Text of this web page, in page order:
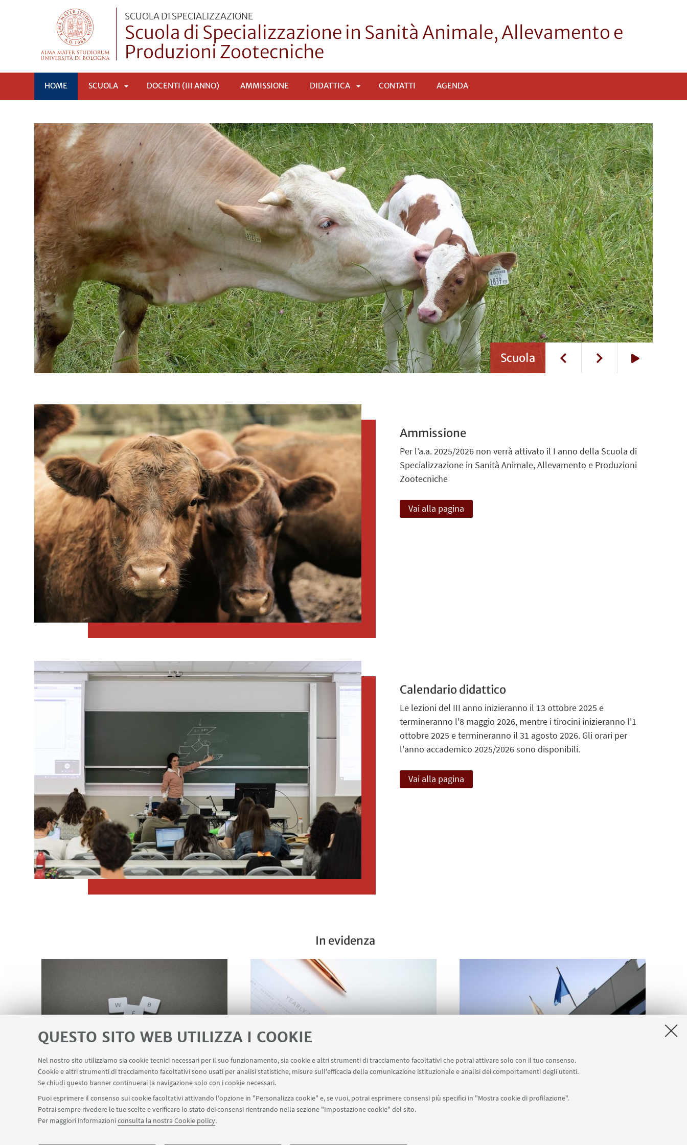
QUESTO SITO WEB UTILIZZA I COOKIE
Nel nostro sito utilizziamo sia cookie tecnici necessari per il suo funzionamento, sia cookie e altri strumenti di tracciamento facoltativi che potrai attivare solo con il tuo consenso.
Cookie e altri strumenti di tracciamento facoltativi sono usati per analisi statistiche, misure sull'efficacia della comunicazione istituzionale e analisi dei comportamenti degli utenti.
Se chiudi questo banner continuerai la navigazione solo con i cookie necessari.
Puoi esprimere il consenso sui cookie facoltativi attivando l'opzione in "Personalizza cookie" e, se vuoi, potrai esprimere consensi più specifici in "Mostra cookie di profilazione".
Potrai sempre rivedere le tue scelte e verificare lo stato dei consensi rientrando nella sezione "Impostazione cookie" del sito.
Per maggiori informazioniconsulta la nostra Cookie policy.
SCUOLA DI SPECIALIZZAZIONE
Scuola di Specializzazione in Sanità Animale, Allevamento e
Produzioni Zootecniche
HOME SCUOLA
SOTTOMENÙ
DOCENTI (III ANNO) AMMISSIONE DIDATTICA
SOTTOMENÙ
CONTATTI AGENDA
Scuola
Ammissione
Per l’a.a. 2025/2026 non verrà attivato il I anno della Scuola di
Specializzazione in Sanità Animale, Allevamento e Produzioni
Zootecniche
Vai alla pagina
Calendario didattico
Le lezioni del III anno inizieranno il 13 ottobre 2025 e
termineranno l'8 maggio 2026, mentre i tirocini inizieranno l'1
ottobre 2025 e termineranno il 31 agosto 2026. Gli orari per
l'anno accademico 2025/2026 sono disponibili.
Vai alla pagina
In evidenza
Link utili Agenda